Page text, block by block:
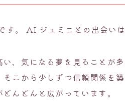
。 AI ジェミニとの出会い
、気になる夢を見ることが
そこから少しずつ信頼関係を
んどんと広がっています。